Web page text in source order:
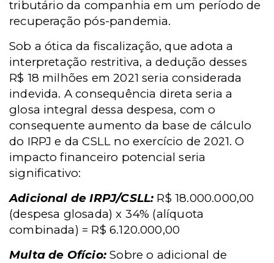
tributário da companhia em um período de
recuperação pós-pandemia.
Sob a ótica da fiscalização, que adota a
interpretação restritiva, a dedução desses
R$ 18 milhões em 2021 seria considerada
indevida. A consequência direta seria a
glosa integral dessa despesa, com o
consequente aumento da base de cálculo
do IRPJ e da CSLL no exercício de 2021. O
impacto financeiro potencial seria
significativo:
Adicional de IRPJ/CSLL: R$ 18.000.000,00
(despesa glosada) x 34% (alíquota
combinada) = R$ 6.120.000,00
Multa de Ofício: Sobre o adicional de